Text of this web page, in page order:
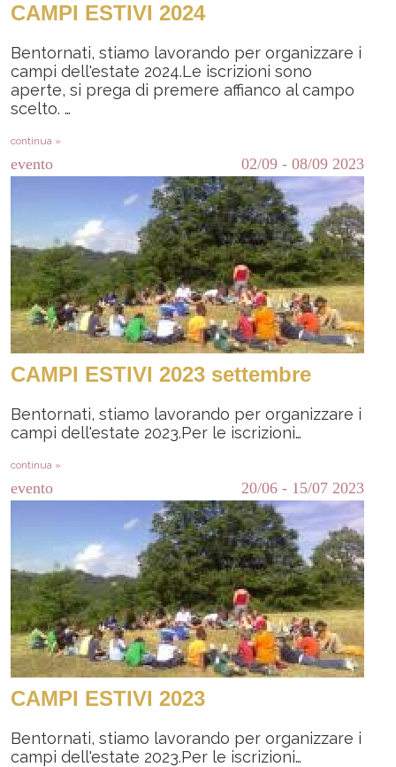
CAMPI ESTIVI 2024
Bentornati, stiamo lavorando per organizzare i
campi dell'estate 2024.Le iscrizioni sono
aperte, si prega di premere affianco al campo
scelto. …
continua »
evento 02/09 - 08/09 2023
CAMPI ESTIVI 2023 settembre
Bentornati, stiamo lavorando per organizzare i
campi dell'estate 2023.Per le iscrizioni…
continua »
evento 20/06 - 15/07 2023
CAMPI ESTIVI 2023
Bentornati, stiamo lavorando per organizzare i
campi dell'estate 2023.Per le iscrizioni…